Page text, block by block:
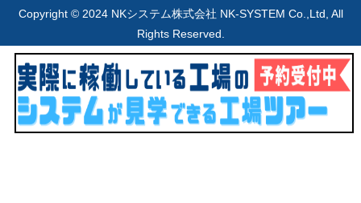
Copyright © 2024 NKシステム株式会社 NK-SYSTEM Co.,Ltd, All
Rights Reserved.